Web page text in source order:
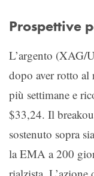
Prospettive
L’argento (XAG/
dopo aver rotto al
più settimane e
$33,24. Il
sostenuto sopra
la EMA a 200